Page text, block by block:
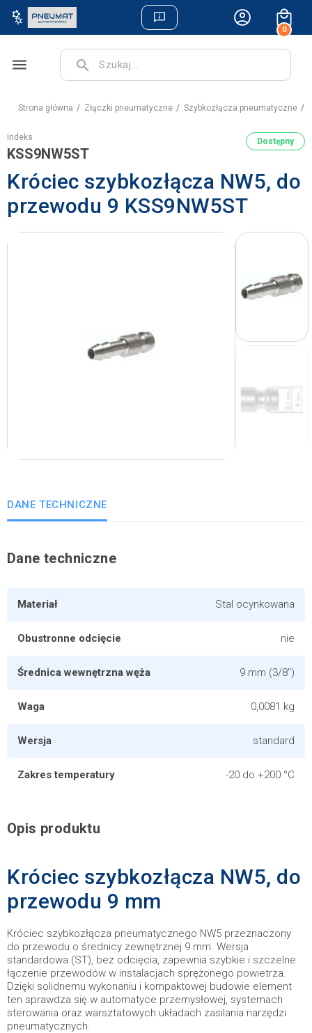
0
menu search
Strona główna Złączki pneumatyczne Szybkozłącza pneumatyczne
Indeks
KSS9NW5ST
Dostępny
Króciec szybkozłącza NW5, do
przewodu 9 KSS9NW5ST
DANE TECHNICZNE
Dane techniczne
Materiał Stal ocynkowana
Obustronne odcięcie nie
Średnica wewnętrzna węża 9 mm (3/8")
Waga 0,0081 kg
Wersja standard
Zakres temperatury -20 do +200 °C
Opis produktu
Króciec szybkozłącza NW5, do
przewodu 9 mm
Króciec szybkozłącza pneumatycznego NW5 przeznaczony
do przewodu o średnicy zewnętrznej 9 mm. Wersja
standardowa (ST), bez odcięcia, zapewnia szybkie i szczelne
łączenie przewodów w instalacjach sprężonego powietrza.
Dzięki solidnemu wykonaniu i kompaktowej budowie element
ten sprawdza się w automatyce przemysłowej, systemach
sterowania oraz warsztatowych układach zasilania narzędzi
pneumatycznych.